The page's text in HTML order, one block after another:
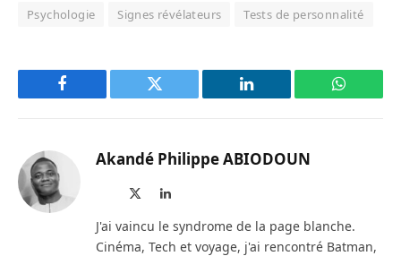
Psychologie Signes révélateurs Tests de personnalité
Facebook Twitter LinkedIn
Akandé Philippe ABIODOUN
LinkedIn
J'ai vaincu le syndrome de la page blanche.
Cinéma, Tech et voyage, j'ai rencontré Batman,